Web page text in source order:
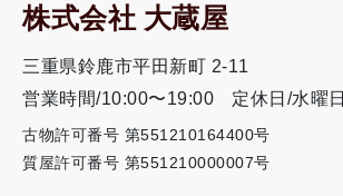
株式会社 大蔵屋
三重県鈴鹿市平田新町 2-11
営業時間/10:00〜19:00
定休日/水曜日
古物許可番号 第551210164400号
質屋許可番号 第551210000007号